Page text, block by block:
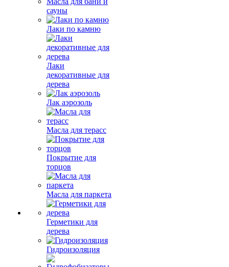
сауны
Лаки по камню
Лаки
декоративные для
дерева
Лак аэрозоль
Масла для терасс
Покрытие для
торцов
Масла для паркета
Герметики для
дерева
Гидроизоляция